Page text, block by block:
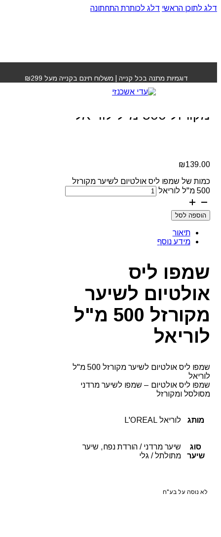
דלג לתוכן הראשי דלג לכותרת התחתונה
דוגמיות מתנה בכל קנייה | משלוח חינם בקנייה מעל ₪299מ"ל לוריאל
שמפו ליס אולטיום לשיער
מקורזל 500 מ"ל לוריאל
₪139.00
כמות של שמפו ליס אולטיום לשיער מקורזל
500 מ"ל לוריאל
הוספה לסל
תיאור
מידע נוסף
שמפו ליס
אולטיום לשיער
מקורזל 500 מ"ל
לוריאל
שמפו ליס אולטיום לשיער מקורזל 500 מ"ל
לוריאל
שמפו ליס אולטיום – שמפו לשיער מרדני
מסולסל ומקורזל
מותג לוריאל L'OREAL
סוג
שיער
שיער מרדני / הורדת נפח, שיער
מתולתל / גלי
לא נוסה על בע"ח